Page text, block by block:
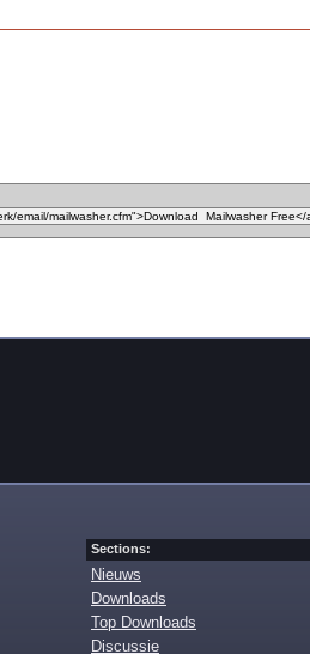
Sections:
Nieuws
Downloads
Top Downloads
Discussie